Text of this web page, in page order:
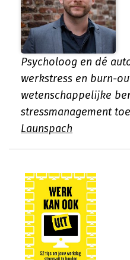
Psycholoog en dé
werkstress en burn-
wetenschappelijke
stressmanagement
Launspach